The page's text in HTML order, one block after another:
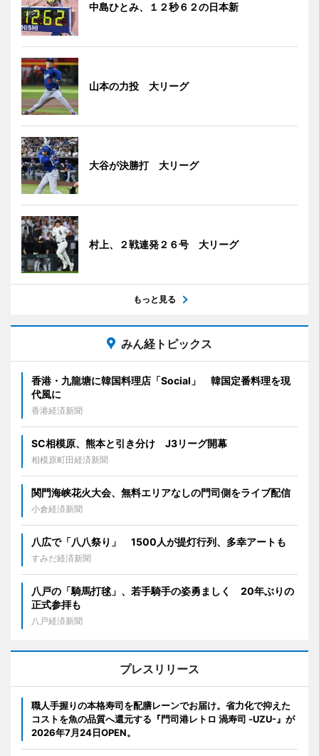
中島ひとみ、１２秒６２の日本新
山本の力投 大リーグ
大谷が決勝打 大リーグ
村上、２戦連発２６号 大リーグ
もっと見る
みん経トピックス
香港・九龍塘に韓国料理店「Social」 韓国定番料理を現
代風に
香港経済新聞
SC相模原、熊本と引き分け J3リーグ開幕
相模原町田経済新聞
関門海峡花火大会、無料エリアなしの門司側をライブ配信
小倉経済新聞
八広で「八八祭り」 1500人が提灯行列、多幸アートも
すみだ経済新聞
八戸の「騎馬打毬」、若手騎手の姿勇ましく 20年ぶりの
正式参拝も
八戸経済新聞
プレスリリース
職人手握りの本格寿司を配膳レーンでお届け。省力化で抑えた
コストを魚の品質へ還元する『門司港レトロ 渦寿司 -UZU-』が
2026年7月24日OPEN。